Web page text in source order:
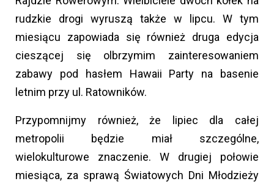
rudzkie drogi wyruszą także w lipcu. W tym
miesiącu zapowiada się również druga edycja
cieszącej się olbrzymim zainteresowaniem
zabawy pod hasłem Hawaii Party na basenie
letnim przy ul. Ratowników.
Przypomnijmy również, że lipiec dla całej
metropolii będzie miał szczególne,
wielokulturowe znaczenie. W drugiej połowie
miesiąca, za sprawą Światowych Dni Młodzieży